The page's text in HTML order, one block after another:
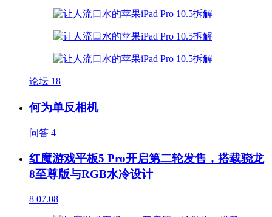
论坛 18
何为单反相机
问答 4
红魔游戏平板5 Pro开启第二轮发售，搭载骁龙
8至尊版与RGB水冷设计
8 07.08